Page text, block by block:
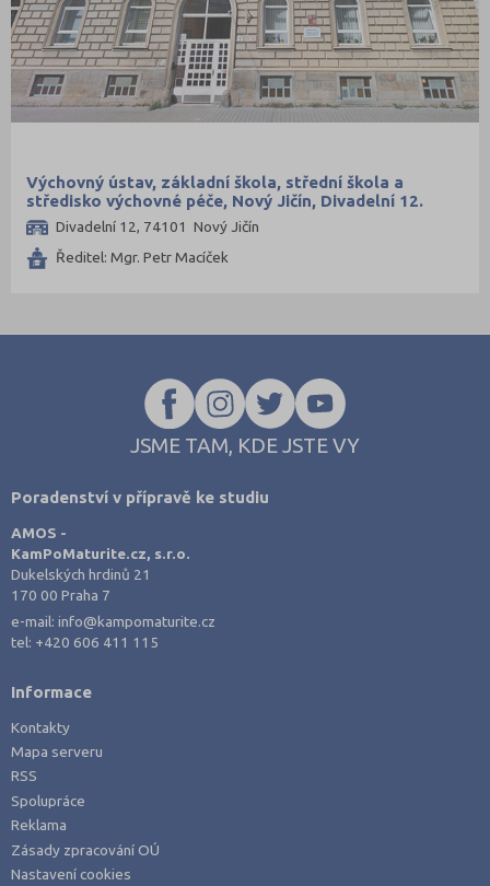
Výchovný ústav, základní škola, střední škola a
středisko výchovné péče, Nový Jičín, Divadelní 12.
Příspěvková organizace
Divadelní 12, 74101 Nový Jičín
Ředitel: Mgr. Petr Macíček
JSME TAM, KDE JSTE VY
Poradenství v přípravě ke studiu
AMOS -
KamPoMaturite.cz, s.r.o.
Dukelských hrdinů 21
170 00 Praha 7
e-mail:info@kampomaturite.cz
tel: +420 606 411 115
Informace
Kontakty
Mapa serveru
RSS
Spolupráce
Reklama
Zásady zpracování OÚ
Nastavení cookies